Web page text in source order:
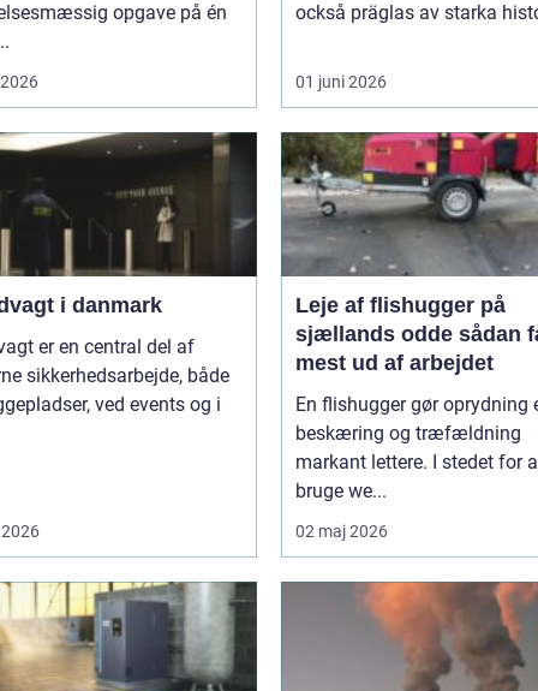
opgave på én
också präglas av starka
01 juni 2026
i danmark
er en central del af
sikkerhedsarbejde, både
ved events og i
Leje af flishugger på
sjællands odde sådan får du
mest ud af arbejdet
En flishugger gør oprydning
beskæring og træfældning
markant lettere. I stedet for
bruge we...
02 maj 2026